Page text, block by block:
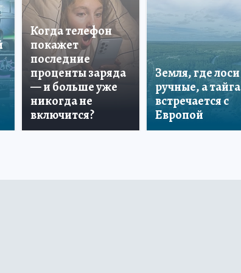
Когда телефон
покажет
последние
проценты заряда
— и больше уже
никогда не
включится?
Земля, где лоси
ручные, а тайга
встречается с
Европой